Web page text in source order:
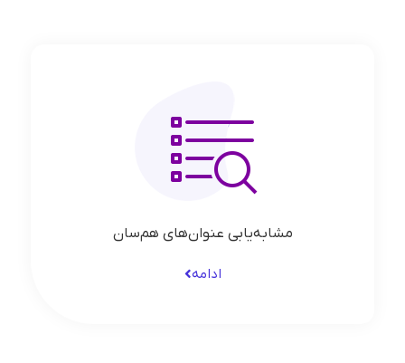
مشابه‌یابی عنوان‌های هم‌سان
ادامه